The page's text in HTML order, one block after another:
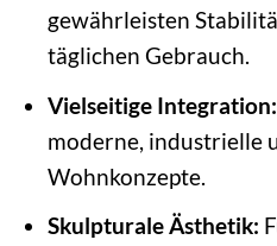
gewährleisten
täglichen Gebrauch.
Vielseitige Integration:
moderne, industrielle
Wohnkonzepte.
Skulpturale Ästhetik: